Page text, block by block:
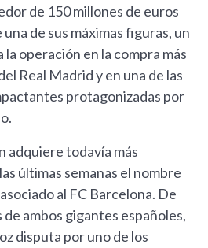
de 150 millones de euros
de sus máximas figuras, un
operación en la compra más
Real Madrid y en una de las
protagonizadas por
adquiere todavía más
últimas semanas el nombre
al FC Barcelona. De
ambos gigantes españoles,
disputa por uno de los